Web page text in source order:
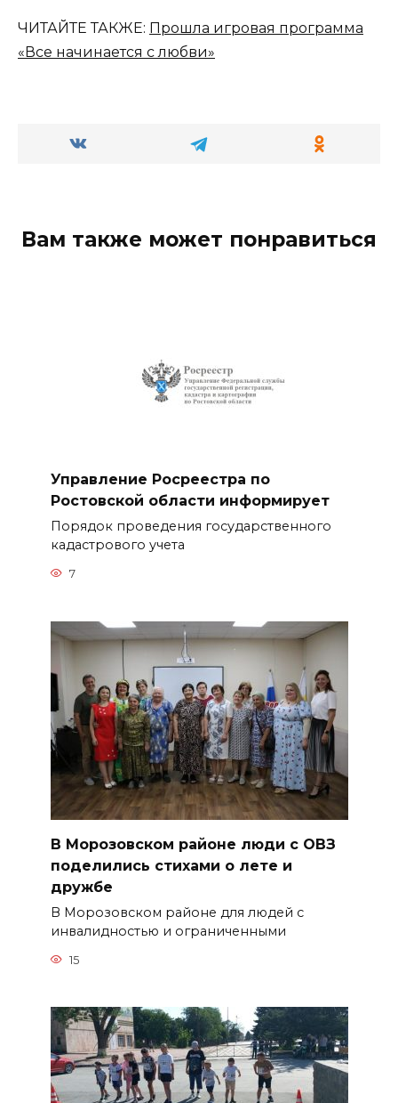
ЧИТАЙТЕ ТАКЖЕ: Прошла игровая программа
«Все начинается с любви»
Вам также может понравиться
Управление Росреестра по
Ростовской области информирует
Порядок проведения государственного
кадастрового учета
7
В Морозовском районе люди с ОВЗ
поделились стихами о лете и
дружбе
В Морозовском районе для людей с
инвалидностью и ограниченными
15